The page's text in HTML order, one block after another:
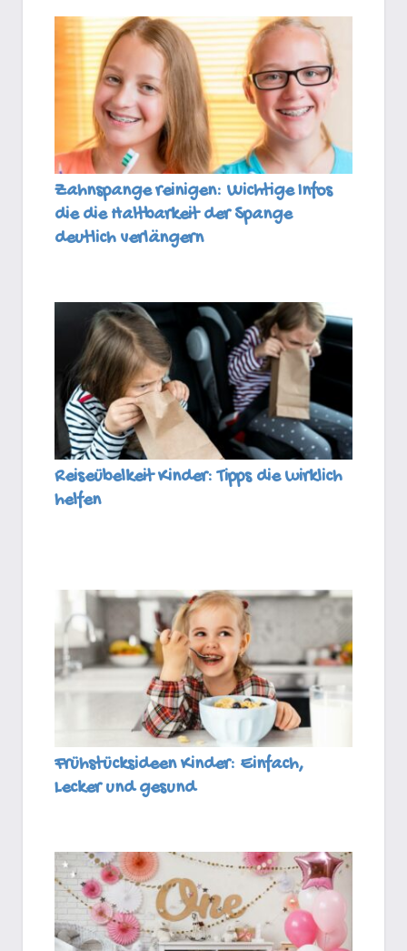
Zahnspange reinigen: Wichtige Infos
die die Haltbarkeit der Spange
deutlich verlängern
Reiseübelkeit Kinder: Tipps die wirklich
helfen
Frühstücksideen Kinder: Einfach,
Lecker und gesund